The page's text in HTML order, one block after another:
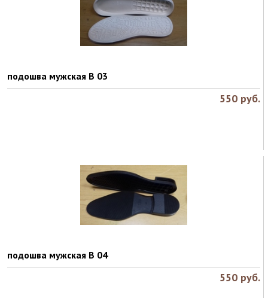
подошва мужская B 03
550 руб.
подошва мужская B 04
550 руб.